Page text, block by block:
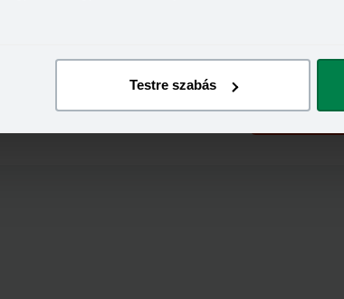
Testre szabás
500 000 - 7 000 000 Ft
15,70 - 15,70%
14,49 - 14,49%
Minimum